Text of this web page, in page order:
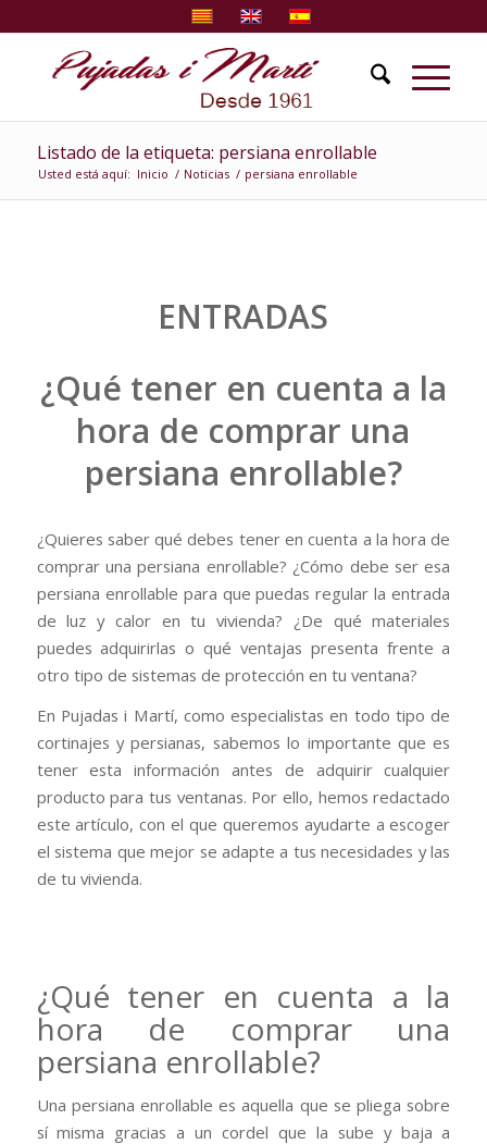
Listado de la etiqueta: persiana enrollable
Usted está aquí: Inicio / Noticias / persiana enrollable
ENTRADAS
¿Qué tener en cuenta a la
hora de comprar una
persiana enrollable?
¿Quieres saber qué debes tener en cuenta a la hora de
comprar una persiana enrollable? ¿Cómo debe ser esa
persiana enrollable para que puedas regular la entrada
de luz y calor en tu vivienda? ¿De qué materiales
puedes adquirirlas o qué ventajas presenta frente a
otro tipo de sistemas de protección en tu ventana?
En Pujadas i Martí, como especialistas en todo tipo de
cortinajes y persianas, sabemos lo importante que es
tener esta información antes de adquirir cualquier
producto para tus ventanas. Por ello, hemos redactado
este artículo, con el que queremos ayudarte a escoger
el sistema que mejor se adapte a tus necesidades y las
de tu vivienda.
¿Qué tener en cuenta a la
hora de comprar una
persiana enrollable?
Una persiana enrollable es aquella que se pliega sobre
sí misma gracias a un cordel que la sube y baja a